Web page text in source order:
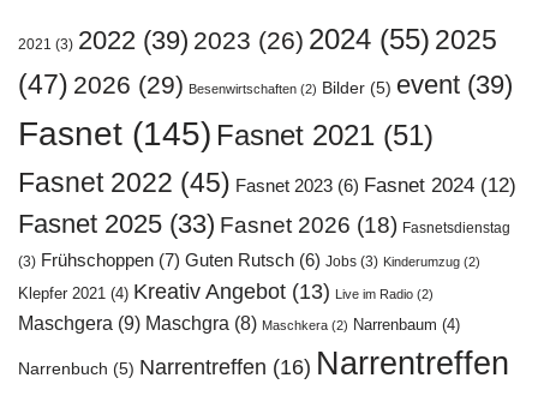
2021 (3) 2022 (39) 2023 (26) 2024 (55) 2025
(47) 2026 (29) Besenwirtschaften (2) Bilder (5) event (39)
Fasnet (145) Fasnet 2021 (51)
Fasnet 2022 (45) Fasnet 2023 (6) Fasnet 2024 (12)
Fasnet 2025 (33) Fasnet 2026 (18) Fasnetsdienstag
(3) Frühschoppen (7) Guten Rutsch (6) Jobs (3) Kinderumzug (2)
Klepfer 2021 (4) Kreativ Angebot (13) Live im Radio (2)
Maschgera (9) Maschgra (8) Maschkera (2) Narrenbaum (4)
Narrenbuch (5) Narrentreffen (16) Narrentreffen